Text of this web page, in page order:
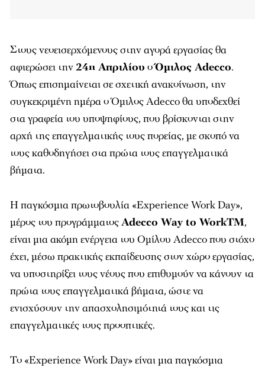
Στους νεοεισερχόμενους στην αγορά εργασίας θα
αφιερώσει την24η Απριλίου οΌμιλος Adecco.
Όπως επισημαίνεται σε σχετική ανακοίνωση, την
συγκεκριμένη ημέρα ο Όμιλος Adecco θα υποδεχθεί
στα γραφεία του υποψηφίους, που βρίσκονται στην
αρχή της επαγγελματικής τους πορείας, με σκοπό να
τους καθοδηγήσει στα πρώτα τους επαγγελματικά
βήματα.
Η παγκόσμια πρωτοβουλία «Experience Work Day»,
μέρος του προγράμματοςAdecco Way to WorkTM,
είναι μια ακόμη ενέργεια του Ομίλου Adecco που στόχο
έχει, μέσω πρακτικής εκπαίδευσης στον χώρο εργασίας,
να υποστηρίξει τους νέους που επιθυμούν να κάνουν τα
πρώτα τους επαγγελματικά βήματα, ώστε να
ενισχύσουν την απασχολησιμότητά τους και τις
επαγγελματικές τους προοπτικές.
Το «Experience Work Day» είναι μια παγκόσμια